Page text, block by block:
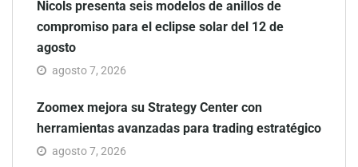
Nicols presenta seis modelos de anillos de
compromiso para el eclipse solar del 12 de
agosto
agosto 7, 2026
Zoomex mejora su Strategy Center con
herramientas avanzadas para trading estratégico
agosto 7, 2026